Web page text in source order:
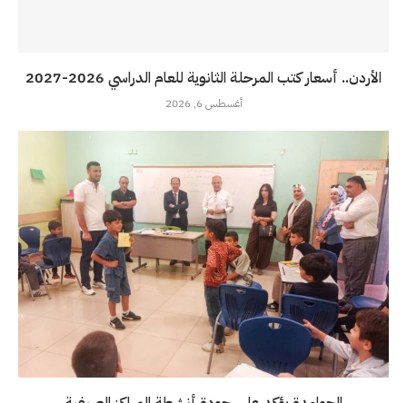
الأردن.. أسعار كتب المرحلة الثانوية للعام الدراسي 2026-2027
أغسطس 6, 2026